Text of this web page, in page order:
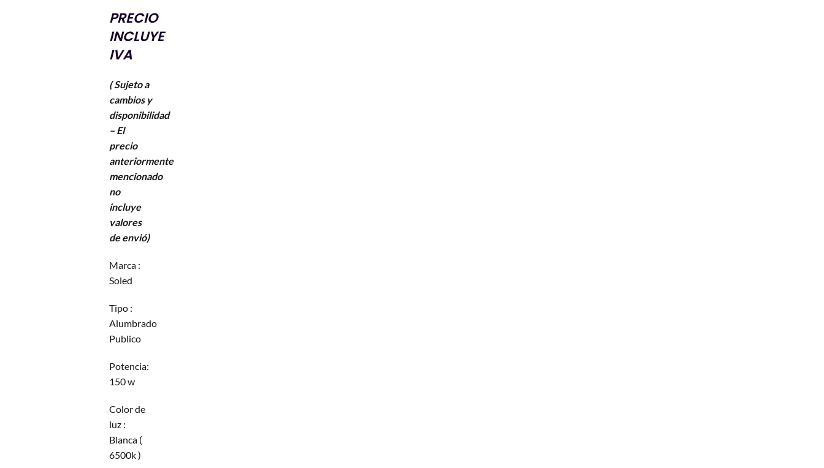
PRECIO
INCLUYE
IVA
( Sujeto a
cambios y
disponibilidad
– El
precio
anteriormente
mencionado
no
incluye
valores
de envió)
Marca :
Soled
Tipo :
Alumbrado
Publico
Potencia:
150 w
Color de
luz :
Blanca (
6500k )